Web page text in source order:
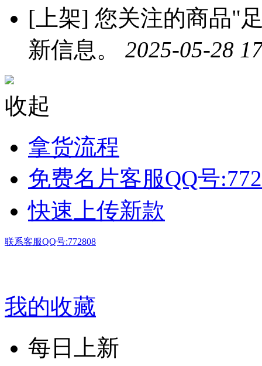
[上架] 您关注的商品"
新信息。 2025-05-28
收起
拿货流程
免费名片客服QQ号
快速上传新款
联系客服QQ号:772808
我的收藏
每日上新